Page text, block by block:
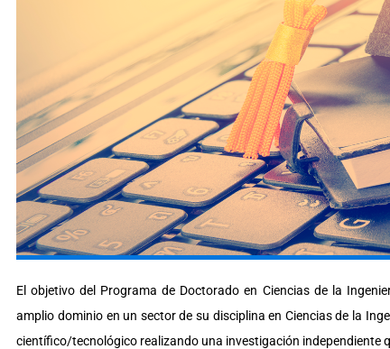
El objetivo del Programa de Doctorado en Ciencias de la
amplio dominio en un sector de su disciplina en Ciencias de la
científico/tecnológico realizando una investigación independiente